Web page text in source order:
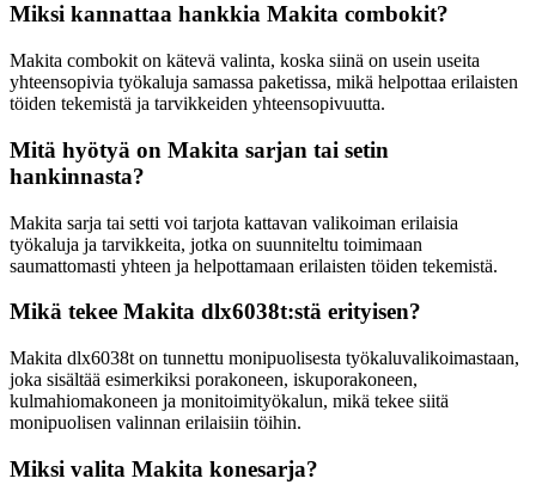
Miksi kannattaa hankkia Makita combokit?
Makita combokit on kätevä valinta, koska siinä on usein useita
yhteensopivia työkaluja samassa paketissa, mikä helpottaa erilaisten
töiden tekemistä ja tarvikkeiden yhteensopivuutta.
Mitä hyötyä on Makita sarjan tai setin
hankinnasta?
Makita sarja tai setti voi tarjota kattavan valikoiman erilaisia
työkaluja ja tarvikkeita, jotka on suunniteltu toimimaan
saumattomasti yhteen ja helpottamaan erilaisten töiden tekemistä.
Mikä tekee Makita dlx6038t:stä erityisen?
Makita dlx6038t on tunnettu monipuolisesta työkaluvalikoimastaan,
joka sisältää esimerkiksi porakoneen, iskuporakoneen,
kulmahiomakoneen ja monitoimityökalun, mikä tekee siitä
monipuolisen valinnan erilaisiin töihin.
Miksi valita Makita konesarja?